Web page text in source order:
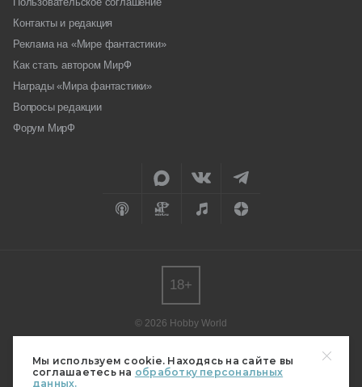
Мы используем cookie. Находясь на сайте вы
соглашаетесь на обработку персональных
данных.
Контакты и редакция
Реклама на «Мире фантастики»
Как стать автором МирФ
Награды «Мира фантастики»
Вопросы редакции
Форум МирФ
© 2026 Hobby World
редакции.
Мнение авторов может не совпадать с мнением редакции.
18+